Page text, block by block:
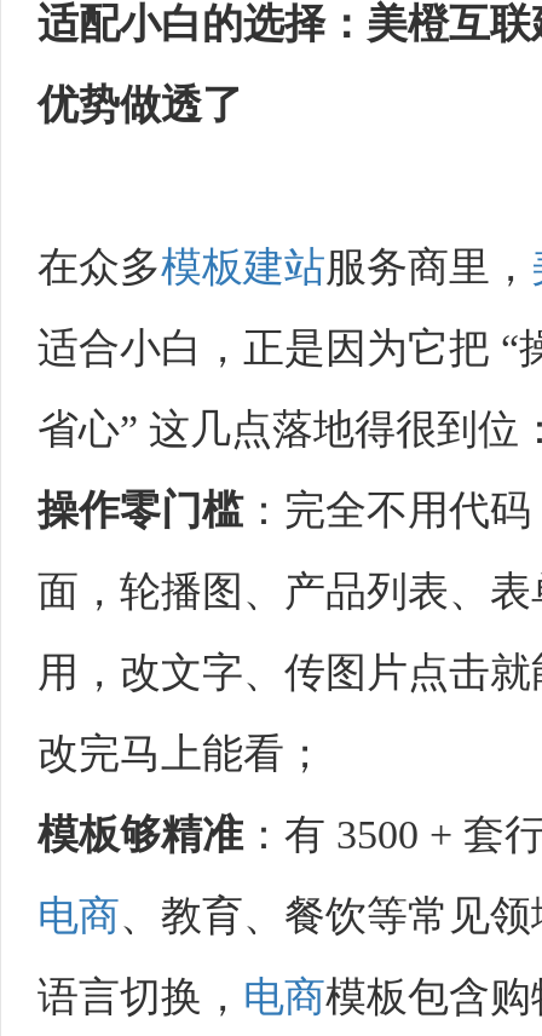
适配小白的选择： 美橙互联
优势做透了
在众多模板建站服务商里，
适合小白，正是因为它把 “
省心” 这几点落地得很到位
操作零门槛：完全不用代
面，轮播图、产品列表、
用，改文字、传图片点击
改完马上能看；​
模板够精准：有 3500 + 套
电商、教育、餐饮等常见
语言切换， 电商模板包含